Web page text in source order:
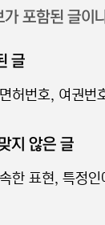
포함된 글이
글
허번호, 여권번
지 않은 글
한 표현, 특정